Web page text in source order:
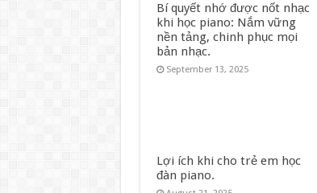
Bí quyết nhớ được nốt nhạc
khi học piano: Nắm vững
nền tảng, chinh phục mọi
bản nhạc.
September 13, 2025
Lợi ích khi cho trẻ em học
đàn piano.